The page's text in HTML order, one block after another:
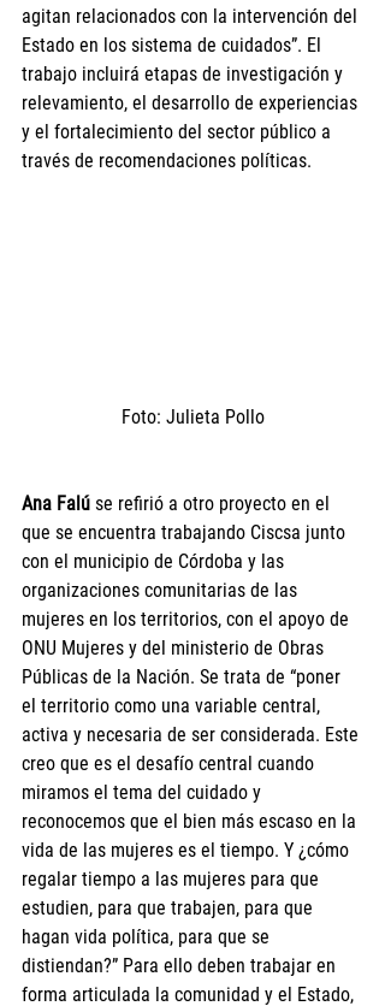
agitan relacionados con la intervención del
Estado en los sistema de cuidados”. El
trabajo incluirá etapas de investigación y
relevamiento, el desarrollo de experiencias
y el fortalecimiento del sector público a
través de recomendaciones políticas.
Foto: Julieta Pollo
Ana Falú se refirió a otro proyecto en el
que se encuentra trabajando Ciscsa junto
con el municipio de Córdoba y las
organizaciones comunitarias de las
mujeres en los territorios, con el apoyo de
ONU Mujeres y del ministerio de Obras
Públicas de la Nación. Se trata de “poner
el territorio como una variable central,
activa y necesaria de ser considerada. Este
creo que es el desafío central cuando
miramos el tema del cuidado y
reconocemos que el bien más escaso en la
vida de las mujeres es el tiempo. Y ¿cómo
regalar tiempo a las mujeres para que
estudien, para que trabajen, para que
hagan vida política, para que se
distiendan?” Para ello deben trabajar en
forma articulada la comunidad y el Estado,